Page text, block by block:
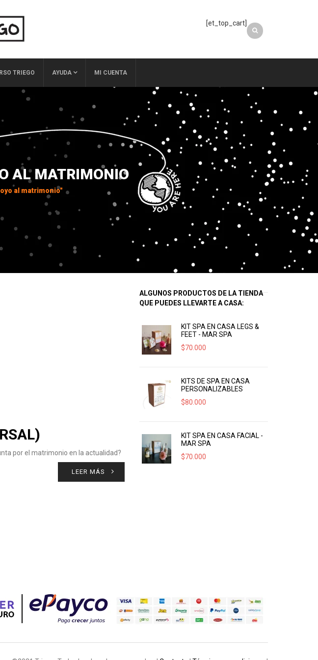
[et_top_cart]
TRIEGO AYUDA MI CUENTA
AL MATRIMONIO
al matrimonio"
por el matrimonio en la actualidad?
LEER MÁS
ALGUNOS PRODUCTOS DE LA TIENDA
QUE PUEDES LLEVARTE A CASA:
KIT SPA EN CASA LEGS &
FEET - MAR SPA
$70.000
KITS DE SPA EN CASA
PERSONALIZABLES
$80.000
KIT SPA EN CASA FACIAL -
MAR SPA
$70.000